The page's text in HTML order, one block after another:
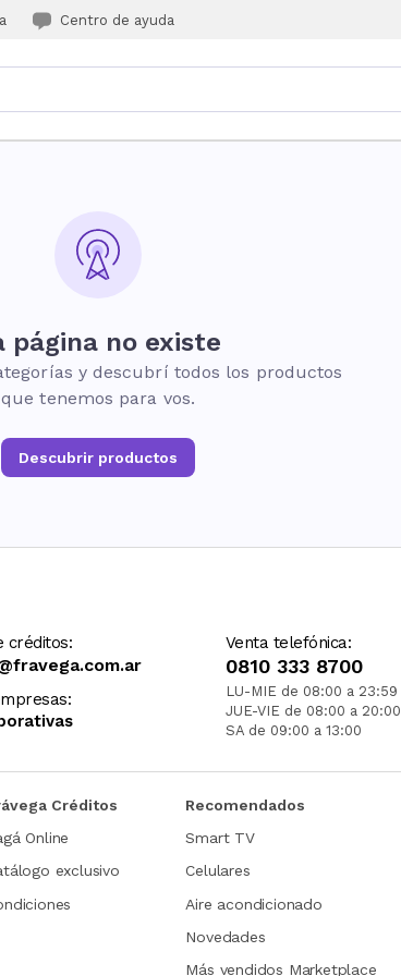
Centro de ayuda
página no existe
y descubrí todos los productos
que tenemos para vos.
Descubrir productos
créditos: Venta telefónica:
0810 333 8700
LU-MIE de 08:00 a 23:59
JUE-VIE de 08:00 a 20:00
SA de 09:00 a 13:00
Créditos
Online
exclusivo
Recomendados
Smart TV
Celulares
Aire acondicionado
Novedades
Más vendidos Marketplace